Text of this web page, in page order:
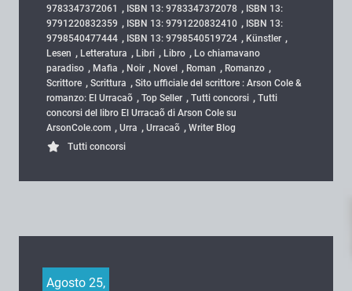
9783347372061
, ISBN 13: 9783347372078 , ISBN 13:
9791220832359 , ISBN 13: 9791220832410 , ISBN 13:
9798540477444 , ISBN 13: 9798540519724 , Künstler ,
Lesen , Letteratura , Libri , Libro , Lo chiamavano
paradiso , Mafia , Noir , Novel , Roman , Romanzo ,
Scrittore , Scrittura , Sito ufficiale del scrittore : Arson Cole &
romanzo: El Urracaõ , Top Seller , Tutti concorsi , Tutti
concorsi del libro El Urracaõ di Arson Cole su
ArsonCole.com , Urra , Urracaõ , Writer Blog
Tutti concorsi
Agosto 25,